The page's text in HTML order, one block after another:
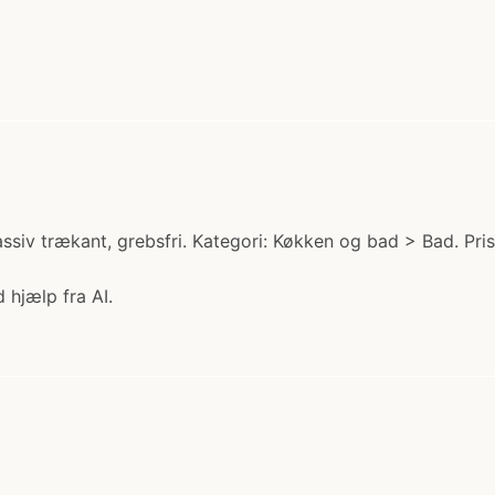
trækant, grebsfri. Kategori: Køkken og bad > Bad.
hjælp fra AI.